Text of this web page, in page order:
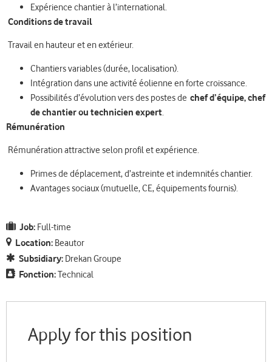
Expérience chantier à l’international.
Conditions de travail
Travail en hauteur et en extérieur.
Chantiers variables (durée, localisation).
Intégration dans une activité éolienne en forte croissance.
Possibilités d’évolution vers des postes de chef d’équipe, chef
de chantier ou technicien expert
Rémunération
Rémunération attractive selon profil et expérience.
Primes de déplacement, d’astreinte et indemnités chantier.
Avantages sociaux (mutuelle, CE, équipements fournis).
Job: Full-time
Location: Beautor
Subsidiary: Drekan Groupe
Fonction:Technical
Apply for this position